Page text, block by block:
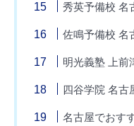
秀英予備校 名
佐鳴予備校 名
明光義塾 上前
四谷学院 名古
名古屋でおす